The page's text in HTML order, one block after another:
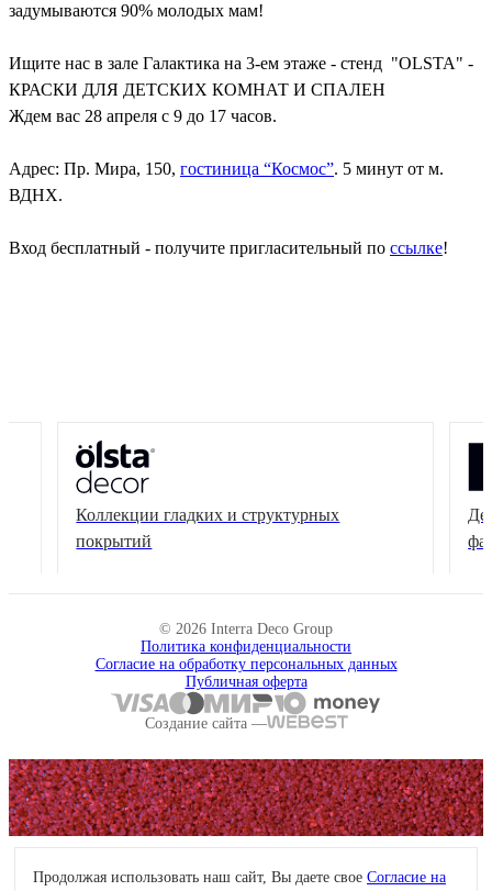
задумываются 90% молодых мам!
Ищите нас в зале Галактика на 3-ем этаже - стенд "OLSTA" -
КРАСКИ ДЛЯ ДЕТСКИХ КОМНАТ И СПАЛЕН
Ждем вас 28 апреля с 9 до 17 часов.
Адрес: Пр. Мира, 150, гостиница “Космос”. 5 минут от м.
ВДНХ.
Вход бесплатный - получите пригласительный по ссылке!
Коллекции гладких и структурных
покрытий
© 2026 Interra Deco Group
Политика конфиденциальности
Согласие на обработку персональных данных
Публичная оферта
Создание сайта —
Продолжая использовать наш сайт, Вы даете свое Согласие на